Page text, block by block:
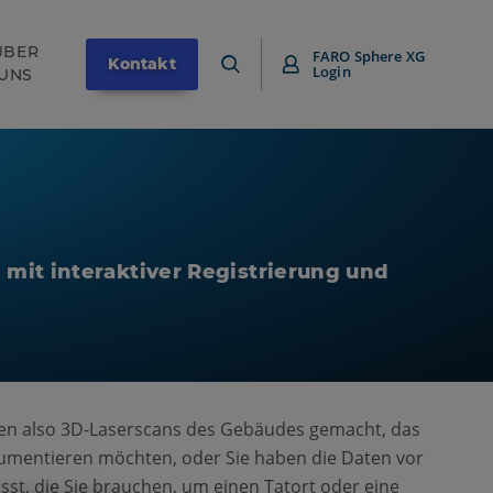
Kontakt FARO Sphere XG
Login
interaktiver Registrierung und
also 3D-Laserscans des Gebäudes gemacht, das
möchten, oder Sie haben die Daten vor
die Sie brauchen, um einen Tatort oder eine